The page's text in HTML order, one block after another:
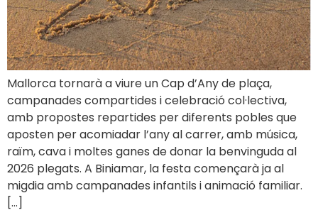
Mallorca tornarà a viure un Cap d’Any de plaça,
campanades compartides i celebració col·lectiva,
amb propostes repartides per diferents pobles que
aposten per acomiadar l’any al carrer, amb música,
raïm, cava i moltes ganes de donar la benvinguda al
2026 plegats. A Biniamar, la festa començarà ja al
migdia amb campanades infantils i animació familiar.
[…]